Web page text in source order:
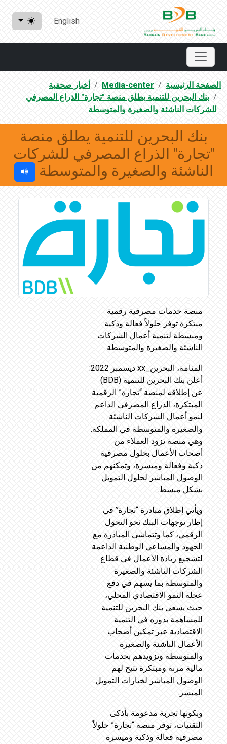
English
الصفحة الرئيسية Media-center
أخبار صحفية
بنك البحرين للتنمية يطلق منصة "تجارة" الذراع المصرفي
للشركات الناشئة والصغيرة والمتوسطة
بنك البحرين للتنمية يطلق منصة
"تجارة" الذراع المصرفي للشركات
الناشئة والصغيرة والمتوسطة
منصة خدمات مصرفية رقمية
مبتكرة توفر حلولاً فعالة وذكية
ومبسطة لتنمية أعمال الشركات
الناشئة والصغيرة والمتوسطة
المنامة، البحرين_xx ديسمبر 2022:
أعلن بنك البحرين للتنمية (BDB)
عن إطلاقه لمنصة “تجارة” الرقمية
المبتكرة، الذراع المصرفي الداعم
لنمو أعمال الشركات الناشئة
والصغيرة والمتوسطة في المملكة.
وهي منصة تزود العملاء من
أصحاب الأعمال بحلول مصرفية
ذكية وفعالة وميسرة، وتمكنهم من
الوصول المباشر لحلول التمويل
بشكل مبسط.
ويأتي إطلاق مبادرة “تجارة’’ في
إطار توجهات البنك نحو التحول
الرقمي، كما وتتماشى المبادرة مع
الجهود والمساعي الوطنية الداعمة
لتشجيع ريادة الأعمال في قطاع
الشركات الناشئة والصغيرة
والمتوسطة بما يسهم في دفع
عجلة النمو الاقتصادي المحلي،
حيث يسعى بنك البحرين للتنمية
للمساهمة بدوره في التنمية
الاقتصادية عبر تمكين أصحاب
الأعمال الناشئة والصغيرة
والمتوسطة وتزويدهم بخدمات
مالية مرنة ومبتكرة تتيح لهم
الوصول المباشر لخيارات التمويل
الميسر.
وبكونها تجربة مدعومة بأذكى
التقنيات، توفر منصة “تجارة” حلولاً
مصرفية فعالة وذكية وميسرة